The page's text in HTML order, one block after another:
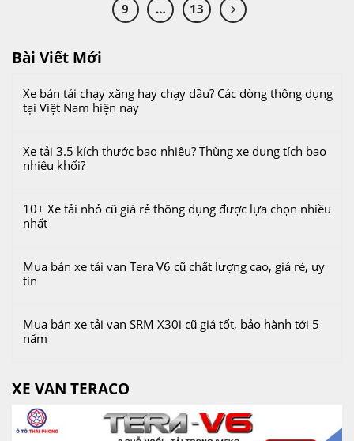
9
… 13
Bài Viết Mới
Xe bán tải chạy xăng hay chạy dầu? Các dòng thông dụng
tại Việt Nam hiện nay
Xe tải 3.5 kích thước bao nhiêu? Thùng xe dung tích bao
nhiêu khối?
10+ Xe tải nhỏ cũ giá rẻ thông dụng được lựa chọn nhiều
nhất
Mua bán xe tải van Tera V6 cũ chất lượng cao, giá rẻ, uy
tín
Mua bán xe tải van SRM X30i cũ giá tốt, bảo hành tới 5
năm
XE VAN TERACO